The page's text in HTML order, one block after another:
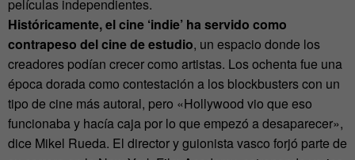
películas independientes.
Históricamente, el cine ‘indie’ ha servido como
contrapeso del cine de estudio, un espacio donde los
creadores podían crecer como artistas. Los ochenta fue una
época dorada como contestación a los blockbusters con un
tipo de cine más autoral, pero «Hollywood vio que eso
funcionaba y hacía caja por lo que empezó a desaparecer»,
dice Mikel Rueda. El director y guionista vasco forjó parte de